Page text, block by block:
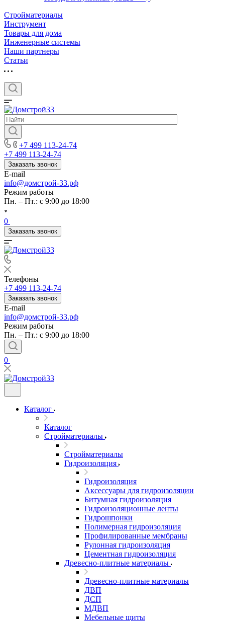
Стройматериалы
Инструмент
Товары для дома
Инженерные системы
Наши партнеры
Статьи
+7 499 113-24-74
+7 499 113-24-74
Заказать звонок
E-mail
info@домстрой-33.рф
Режим работы
Пн. – Пт.: с 9:00 до 18:00
0
Заказать звонок
Телефоны
+7 499 113-24-74
Заказать звонок
E-mail
info@домстрой-33.рф
Режим работы
Пн. – Пт.: с 9:00 до 18:00
0
Каталог
Каталог
Стройматериалы
Стройматериалы
Гидроизоляция
Гидроизоляция
Аксессуары для гидроизоляции
Битумная гидроизоляция
Гидроизоляционные ленты
Гидрошпонки
Полимерная гидроизоляция
Профилированные мембраны
Рулонная гидроизоляция
Цементная гидроизоляция
Древесно-плитные материалы
Древесно-плитные материалы
ДВП
ДСП
МДВП
Мебельные щиты